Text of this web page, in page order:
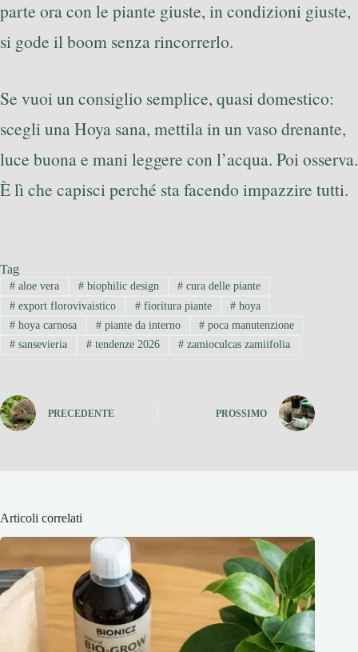
parte ora con le piante giuste, in condizioni giuste,
si gode il boom senza rincorrerlo.
Se vuoi un consiglio semplice, quasi domestico:
scegli una Hoya sana, mettila in un vaso drenante,
luce buona e mani leggere con l’acqua. Poi osserva.
È lì che capisci perché sta facendo impazzire tutti.
Tag
#aloe vera #biophilic design # cura delle piante
#export florovivaistico #fioritura piante # hoya
#hoya carnosa #piante da interno # poca manutenzione
#sansevieria #tendenze 2026 # zamioculcas zamiifolia
PRECEDENTE PROSSIMO
Articoli correlati